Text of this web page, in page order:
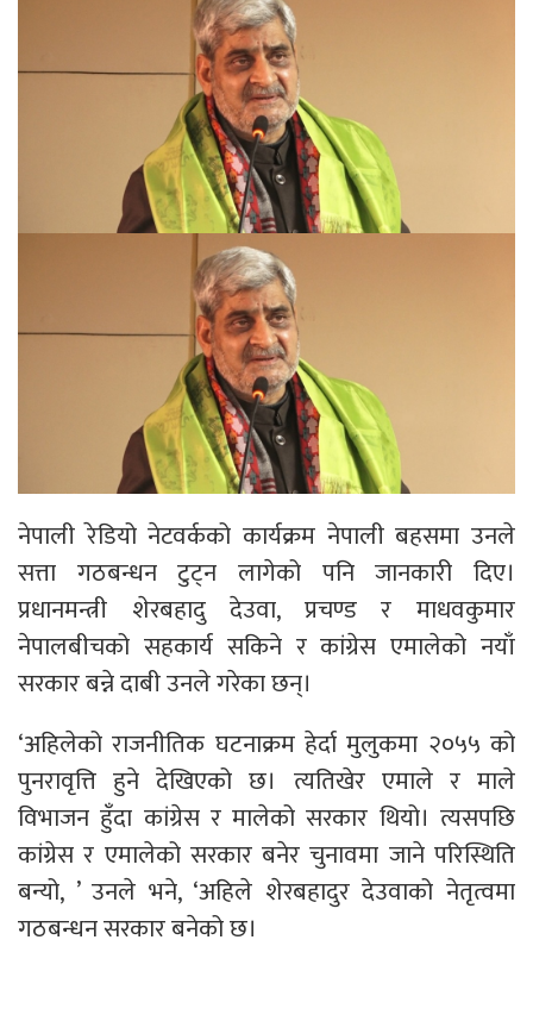
नेपाली रेडियो नेटवर्कको कार्यक्रम नेपाली बहसमा उनले
सत्ता गठबन्धन टुट्न लागेको पनि जानकारी दिए।
प्रधानमन्त्री शेरबहादु देउवा, प्रचण्ड र माधवकुमार
नेपालबीचको सहकार्य सकिने र कांग्रेस एमालेको नयाँ
सरकार बन्ने दाबी उनले गरेका छन्।
‘अहिलेको राजनीतिक घटनाक्रम हेर्दा मुलुकमा २०५५ को
पुनरावृत्ति हुने देखिएको छ। त्यतिखेर एमाले र माले
विभाजन हुँदा कांग्रेस र मालेको सरकार थियो। त्यसपछि
कांग्रेस र एमालेको सरकार बनेर चुनावमा जाने परिस्थिति
बन्यो, ’ उनले भने, ‘अहिले शेरबहादुर देउवाको नेतृत्वमा
गठबन्धन सरकार बनेको छ।